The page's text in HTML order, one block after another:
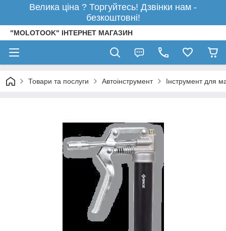
Велика ціна ? Торгуйтесь! Дзвінки нам -
безкоштовні!
"MOLOTOOK" ІНТЕРНЕТ МАГАЗИН
Товари та послуги Автоінструмент Інструмент для